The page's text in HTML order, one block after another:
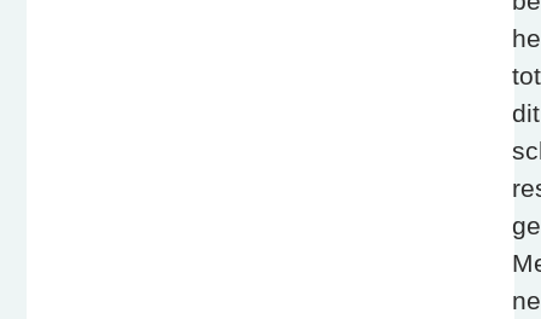
tot
dit